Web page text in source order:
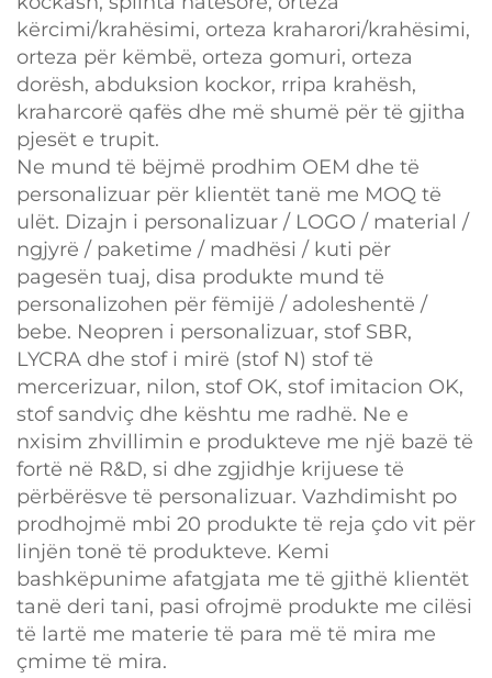
kërcimi/krahësimi, orteza kraharori/krahësimi,
orteza për këmbë, orteza gomuri, orteza
dorësh, abduksion kockor, rripa krahësh,
kraharcorë qafës dhe më shumë për të gjitha
pjesët e trupit.
Ne mund të bëjmë prodhim OEM dhe të
personalizuar për klientët tanë me MOQ të
ulët. Dizajn i personalizuar / LOGO / material /
ngjyrë / paketime / madhësi / kuti për
pagesën tuaj, disa produkte mund të
personalizohen për fëmijë / adoleshentë /
bebe. Neopren i personalizuar, stof SBR,
LYCRA dhe stof i mirë (stof N) stof të
mercerizuar, nilon, stof OK, stof imitacion OK,
stof sandviç dhe kështu me radhë. Ne e
nxisim zhvillimin e produkteve me një bazë të
fortë në R&D, si dhe zgjidhje krijuese të
përbërësve të personalizuar. Vazhdimisht po
prodhojmë mbi 20 produkte të reja çdo vit për
linjën tonë të produkteve. Kemi
bashkëpunime afatgjata me të gjithë klientët
tanë deri tani, pasi ofrojmë produkte me cilësi
të lartë me materie të para më të mira me
çmime të mira.